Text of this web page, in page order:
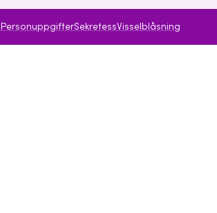
PersonuppgifterSekretessVisselblåsning